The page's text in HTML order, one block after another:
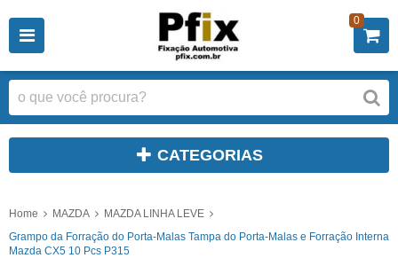
0
CATEGORIAS
Home MAZDA
MAZDA LINHA LEVE
Grampo da Forração do Porta-Malas Tampa do Porta-Malas e Forração Interna
Mazda CX5 10 Pcs P315